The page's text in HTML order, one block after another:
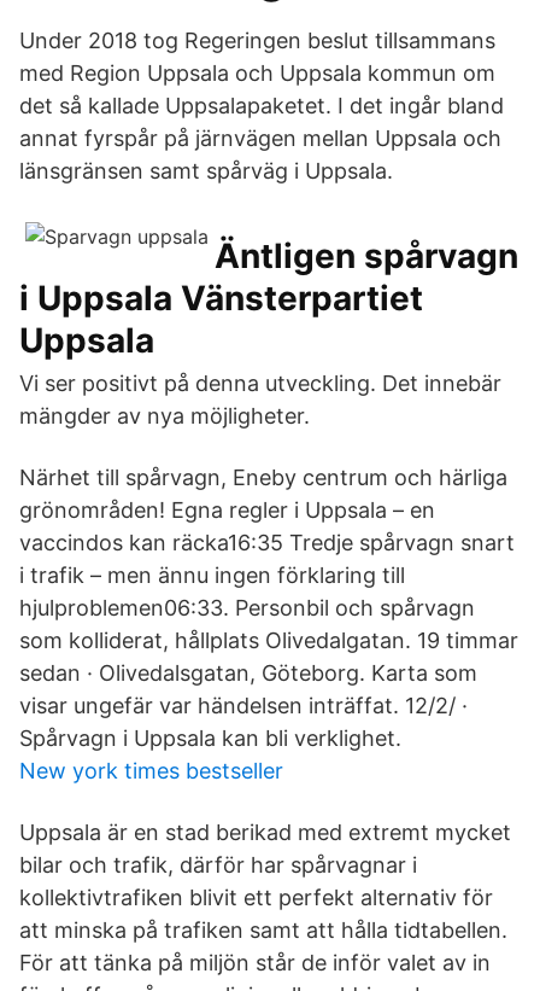
Under 2018 tog Regeringen beslut tillsammans
med Region Uppsala och Uppsala kommun om
det så kallade Uppsalapaketet. I det ingår bland
annat fyrspår på järnvägen mellan Uppsala och
länsgränsen samt spårväg i Uppsala.
Äntligen spårvagn
i Uppsala Vänsterpartiet
Uppsala
Vi ser positivt på denna utveckling. Det innebär
mängder av nya möjligheter.
Närhet till spårvagn, Eneby centrum och härliga
grönområden! Egna regler i Uppsala – en
vaccindos kan räcka16:35 Tredje spårvagn snart
i trafik – men ännu ingen förklaring till
hjulproblemen06:33. Personbil och spårvagn
som kolliderat, hållplats Olivedalgatan. 19 timmar
sedan · Olivedalsgatan, Göteborg. Karta som
visar ungefär var händelsen inträffat. 12/2/ ·
Spårvagn i Uppsala kan bli verklighet.
New york times bestseller
Uppsala är en stad berikad med extremt mycket
bilar och trafik, därför har spårvagnar i
kollektivtrafiken blivit ett perfekt alternativ för
att minska på trafiken samt att hålla tidtabellen.
För att tänka på miljön står de inför valet av in